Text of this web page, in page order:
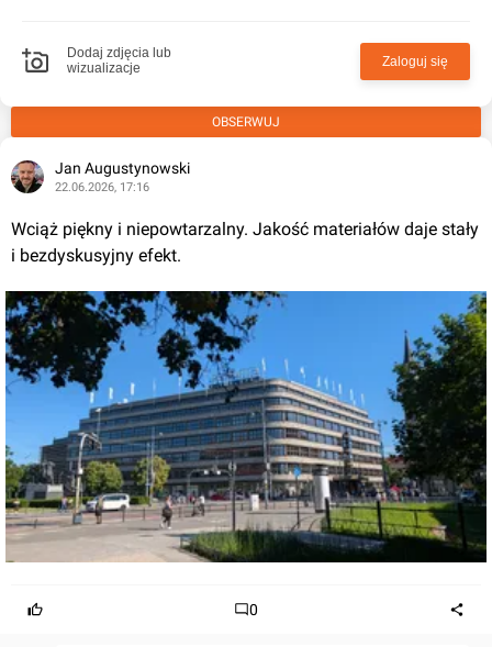
Dodaj zdjęcia lub
wizualizacje
Zaloguj się
OBSERWUJ
Jan Augustynowski
22.06.2026, 17:16
Wciąż piękny i niepowtarzalny. Jakość materiałów daje stały
i bezdyskusyjny efekt.
0